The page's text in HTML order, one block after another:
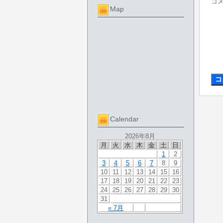
Map
Calendar
2026年8月
月
火 水 木 金 土 日
« 7月
1
2
3
4 5 6 7 8
9
10
11 12 13 14 15
16
17
18 19 20 21 22
23
24
25 26 27 28 29
30
31